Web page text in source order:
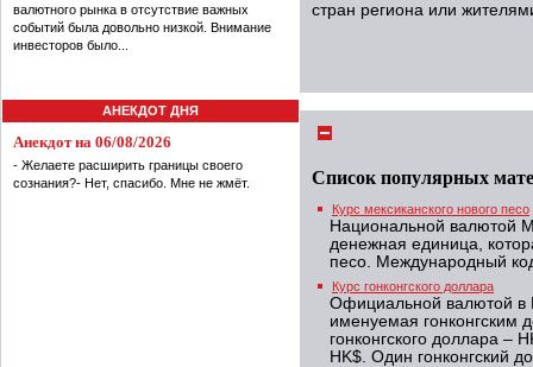
валютного рынка в отсутствие важных
событий была довольно низкой. Внимание
инвесторов было...
АНЕКДОТ ДНЯ
Анекдот на 06/08/2026
- Желаете расширить границы своего
сознания?- Нет, спасибо. Мне не жмёт.
стран региона или
Список популярных
Курс мексиканского нового песо
Национальной валютой
денежная единица,
песо. Международный
Курс гонконгского доллара
Официальной валютой в
именуемая гонконгским
гонконгского доллара –
HK$. Один гонконгский